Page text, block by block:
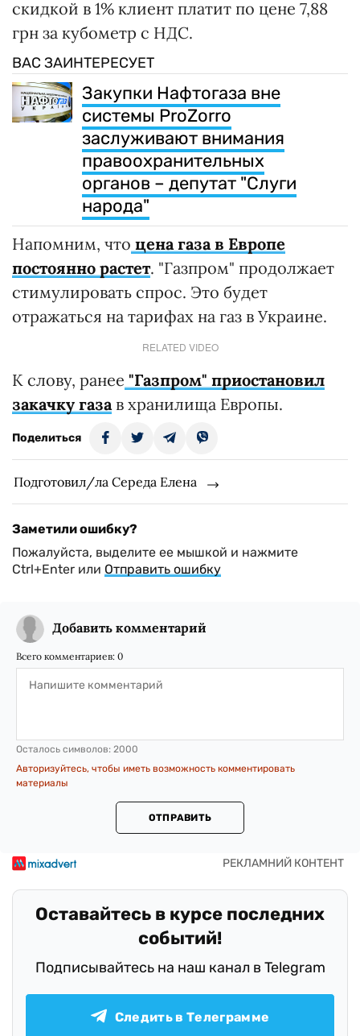
скидкой в 1% клиент платит по цене 7,88
грн за кубометр с НДС.
ВАС ЗАИНТЕРЕСУЕТ
Закупки Нафтогаза вне
системы ProZorro
заслуживают внимания
правоохранительных
органов – депутат "Слуги
народа"
Напомним, что цена газа в Европе
постоянно растет. "Газпром" продолжает
стимулировать спрос. Это будет
отражаться на тарифах на газ в Украине.
RELATED VIDEO
К слову, ранее "Газпром" приостановил
закачку газа в хранилища Европы.
Поделиться
Подготовил/ла Середа Елена
Заметили ошибку?
Пожалуйста, выделите ее мышкой и нажмите
Ctrl+Enter или Отправить ошибку
Добавить комментарий
Всего комментариев: 0
Осталось символов: 2000
Авторизуйтесь, чтобы иметь возможность комментировать
материалы
ОТПРАВИТЬ
Оставайтесь в курсе последних
событий!
Подписывайтесь на наш канал в Telegram
Следить в Телеграмме